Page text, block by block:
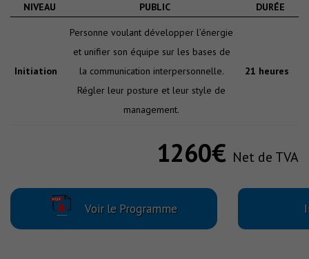
NIVEAU PUBLIC DURÉE
Initiation
Personne voulant développer l’énergie
et unifier son équipe sur les bases de
la communication interpersonnelle.
Régler leur posture et leur style de
management.
21 heures
1260€ Net de TVA
Voir le Programme